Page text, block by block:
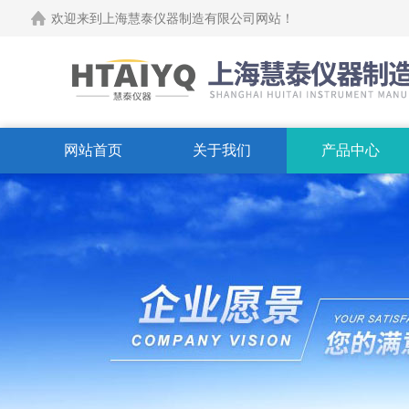
欢迎来到上海慧泰仪器制造有限公司网站！
网站首页 关于我们 产品中心